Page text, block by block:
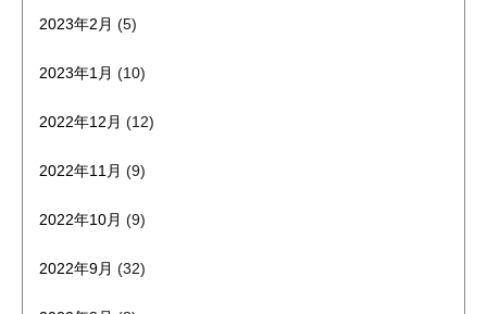
2023年2月 (5)
2023年1月 (10)
2022年12月 (12)
2022年11月 (9)
2022年10月 (9)
2022年9月 (32)